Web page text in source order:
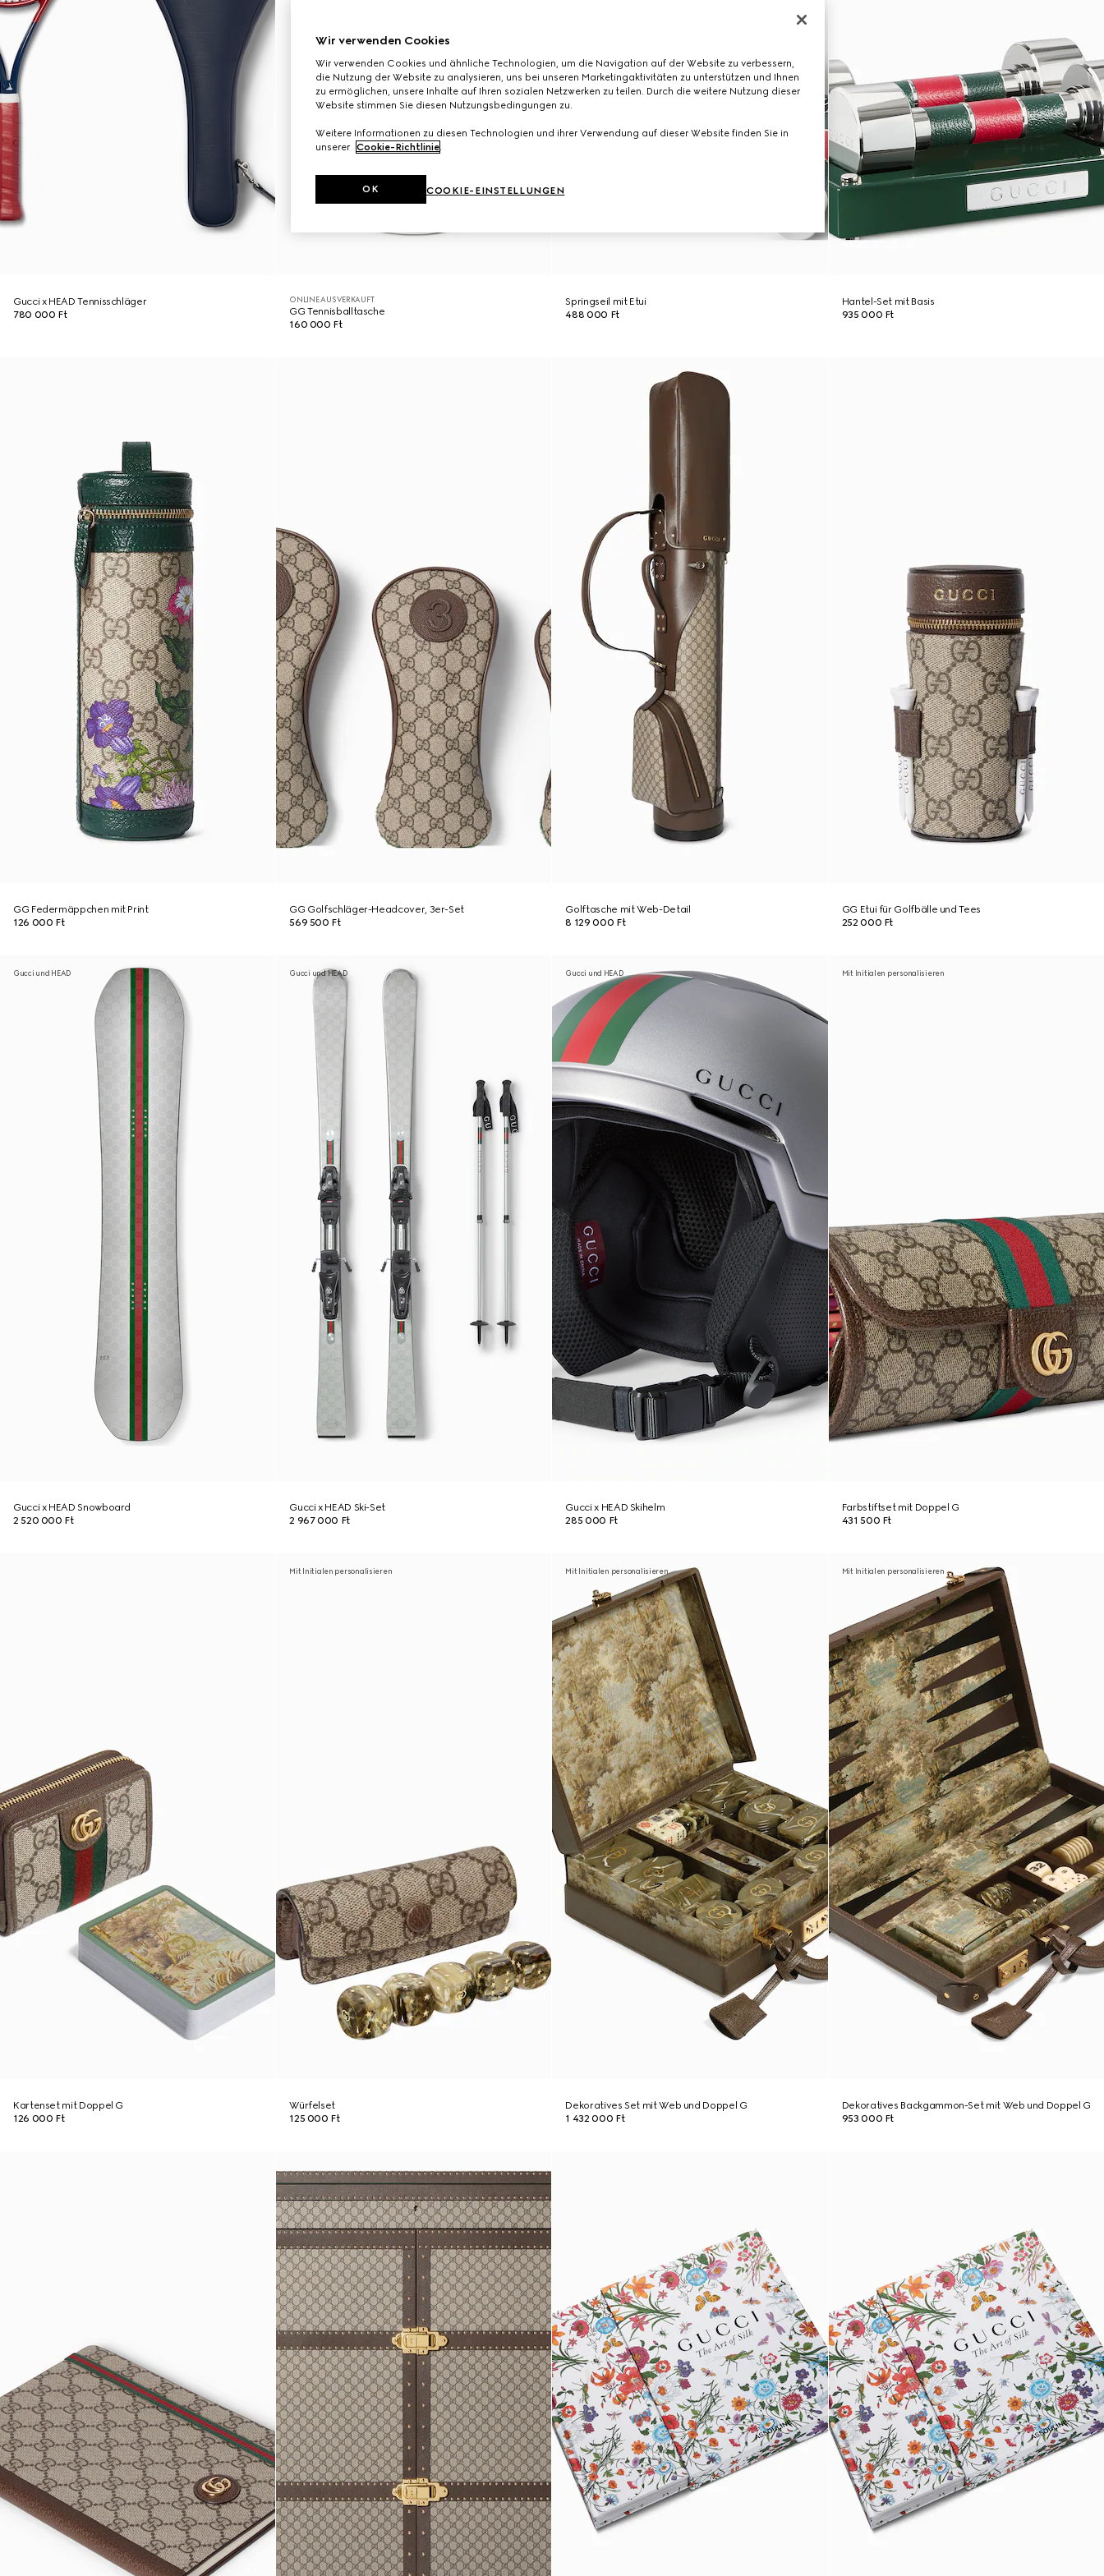
Gucci x HEAD Tennisschläger
780 000 Ft
ONLINE AUSVERKAUFT
GG Tennisballtasche
160 000 Ft
Springseil mit Etui
488 000 Ft
Hantel-Set mit Basis
935 000 Ft
GG Federmäppchen mit Print
126 000 Ft
GG Golfschläger-Headcover, 3er-Set
569 500 Ft
Golftasche mit Web-Detail
8 129 000 Ft
GG Etui für Golfbälle und Tees
252 000 Ft
Gucci und HEAD
Gucci x HEAD Snowboard
2 520 000 Ft
Gucci und HEAD
Gucci x HEAD Ski-Set
2 967 000 Ft
Gucci und HEAD
Gucci x HEAD Skihelm
285 000 Ft
Mit Initialen personalisieren
Farbstiftset mit Doppel G
431 500 Ft
Kartenset mit Doppel G
126 000 Ft
Mit Initialen personalisieren
Würfelset
125 000 Ft
Mit Initialen personalisieren
Dekoratives Set mit Web und Doppel G
1 432 000 Ft
Mit Initialen personalisieren
Dekoratives Backgammon-Set mit Web und Doppel G
953 000 Ft
Wir verwenden Cookies
Wir verwenden Cookies und ähnliche Technologien, um die Navigation auf der Website zu verbessern,
die Nutzung der Website zu analysieren, uns bei unseren Marketingaktivitäten zu unterstützen und Ihnen
zu ermöglichen, unsere Inhalte auf Ihren sozialen Netzwerken zu teilen. Durch die weitere Nutzung dieser
Website stimmen Sie diesen Nutzungsbedingungen zu.
Weitere Informationen zu diesen Technologien und ihrer Verwendung auf dieser Website finden Sie in
unserer Cookie-Richtlinie.
COOKIE-EINSTELLUNGEN
OK